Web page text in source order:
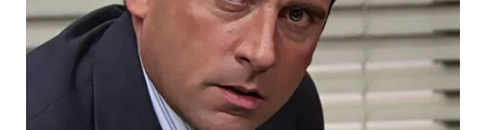
WN
SUBANG